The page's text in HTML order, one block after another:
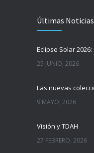
Últimas Noticias
25 JUNIO, 2026
9 MAYO, 2026
Visión y TDAH
27 FEBRERO, 2026